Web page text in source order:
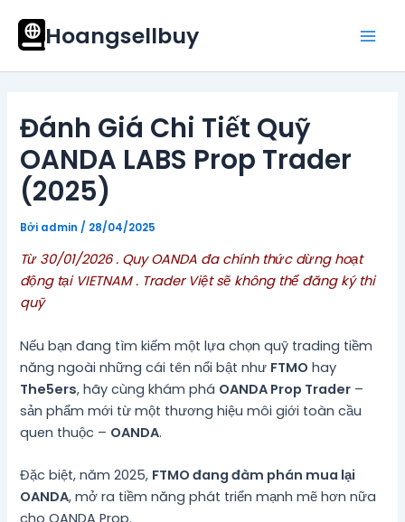
dung
Hoangsellbuy
Đánh Giá Chi Tiết Quỹ
OANDA LABS Prop Trader
(2025)
Bởi admin / 28/04/2025
Từ 30/01/2026 . Quy OANDA đa chính thức dừng hoạt
động tại VIETNAM . Trader Việt sẽ không thể đăng ký thi
quỹ
Nếu bạn đang tìm kiếm một lựa chọn quỹ trading tiềm
năng ngoài những cái tên nổi bật như FTMO hay
The5ers, hãy cùng khám phá OANDA Prop Trader –
sản phẩm mới từ một thương hiệu môi giới toàn cầu
quen thuộc – OANDA.
Đặc biệt, năm 2025, FTMO đang đàm phán mua lại
OANDA, mở ra tiềm năng phát triển mạnh mẽ hơn nữa